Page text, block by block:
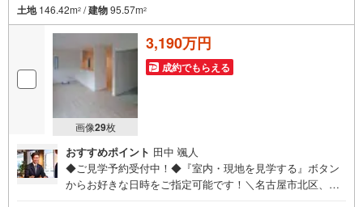
土地146.42m2 /建物95.57m2
画像29枚
3,190万円
成約でもらえる
おすすめポイント 田中 颯人
◆ご見学予約受付中！◆『室内・現地を見学する』ボタン
からお好きな日時をご指定可能です！＼名古屋市北区、守